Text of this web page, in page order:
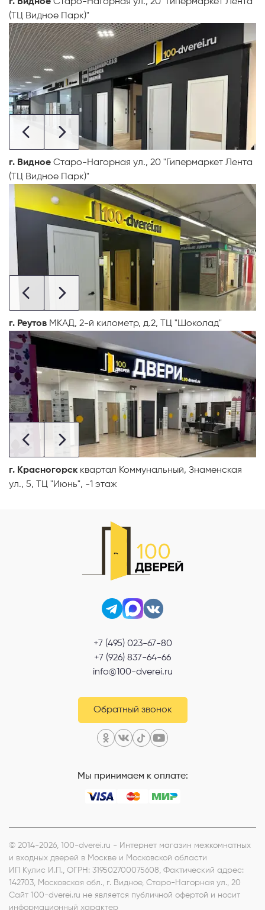
г. Видное Старо-Нагорная ул., 20 "Гипермаркет Лента
(ТЦ Видное Парк)"
г. Видное Старо-Нагорная ул., 20 "Гипермаркет Лента
(ТЦ Видное Парк)"
г. Реутов МКАД, 2-й километр, д.2, ТЦ "Шоколад"
г. Красногорск квартал Коммунальный, Знаменская
ул., 5, ТЦ "Июнь", -1 этаж
+7 (495) 023-67-80
+7 (926) 837-64-66
info@100-dverei.ru
Обратный звонок
Мы принимаем к оплате:
© 2014-2026, 100-dverei.ru - Интернет магазин межкомнатных
и входных дверей в Москве и Московской области
ИП Кулис И.П., ОГРН: 319502700075608, Фактический адрес:
142703, Московская обл., г. Видное, Старо-Нагорная ул., 20
Сайт 100-dverei.ru не является публичной офертой и носит
информационный характер